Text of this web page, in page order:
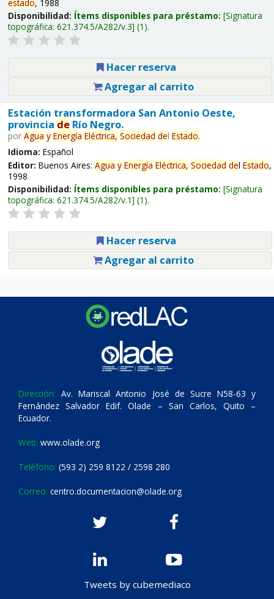
estado, 1988
Disponibilidad: Ítems disponibles para préstamo: Signatura
topográfica: 621.374.5/A282/v.3 (1).
Hacer reserva
Agregar al carrito
Estación transformadora San Antonio Oeste,
provincia deRío Negro.
por Agua y Energía Eléctrica, Sociedad del Estado.
Idioma: Español
Editor: Buenos Aires: Agua y Energía Eléctrica, Sociedad del Estado,
1998
Disponibilidad: Ítems disponibles para préstamo: Signatura
topográfica: 621.374.5/A282/v.1 (1).
Hacer reserva
Agregar al carrito
Dirección: Av. Mariscal Antonio José de Sucre N58-63 y
Fernández Salvador Edif. Olade – San Carlos, Quito –
Ecuador.
Web: www.olade.org
Teléfono: (593 2) 259 8122 / 2598 280
Correo: centro.documentacion@olade.org
Tweets by cubemediaco